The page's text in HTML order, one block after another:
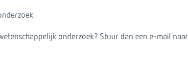
onderzoek? Stuur dan een e-mail naar